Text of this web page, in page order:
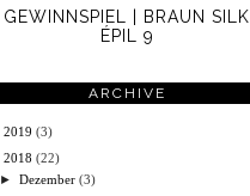
GEWINNSPIEL | BRAUN SILK
ÉPIL 9
ARCHIVE
2019 (3)
2018 (22)
►Dezember (3)